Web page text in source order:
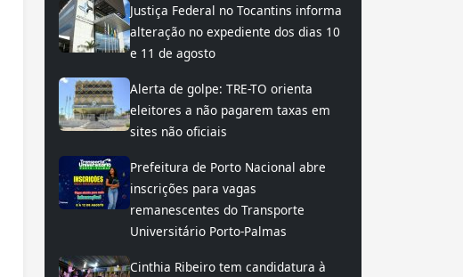
Justiça Federal no Tocantins informa
alteração no expediente dos dias 10
e 11 de agosto
Alerta de golpe: TRE-TO orienta
eleitores a não pagarem taxas em
sites não oficiais
Prefeitura de Porto Nacional abre
inscrições para vagas
remanescentes do Transporte
Universitário Porto-Palmas
Cinthia Ribeiro tem candidatura à